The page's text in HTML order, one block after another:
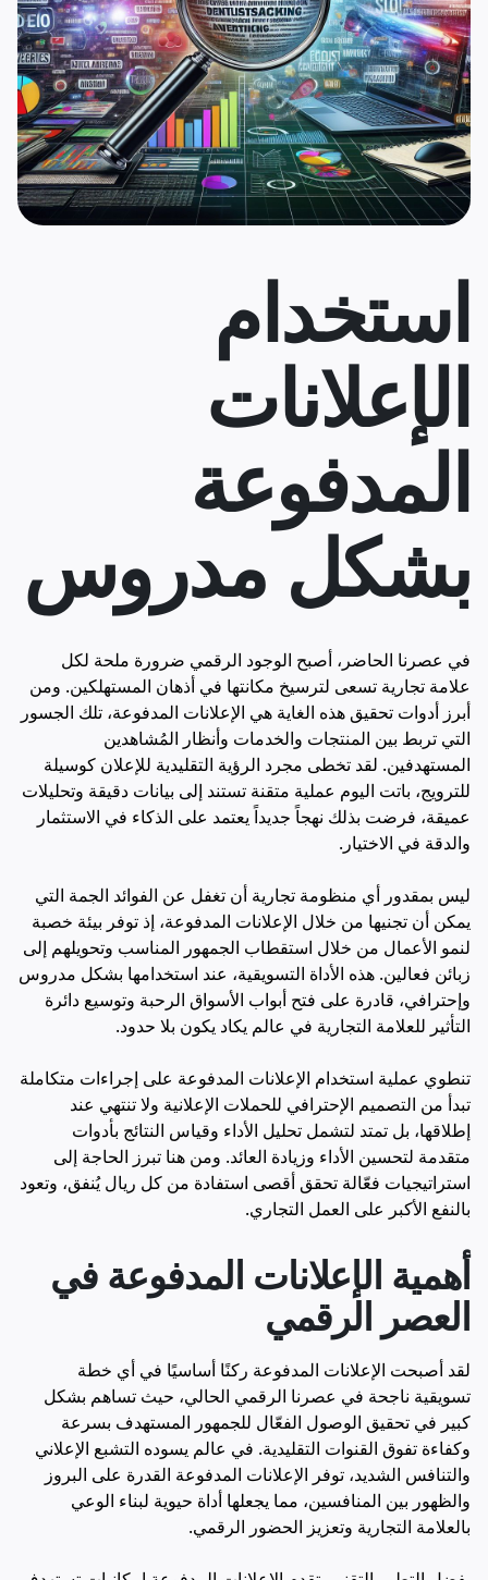
استخدام
الإعلانات
المدفوعة
بشكل مدروس
في عصرنا الحاضر، أصبح الوجود الرقمي ضرورة ملحة لكل
علامة تجارية تسعى لترسيخ مكانتها في أذهان المستهلكين. ومن
أبرز أدوات تحقيق هذه الغاية هي الإعلانات المدفوعة، تلك الجسور
التي تربط بين المنتجات والخدمات وأنظار المُشاهدين
المستهدفين. لقد تخطى مجرد الرؤية التقليدية للإعلان كوسيلة
للترويج، باتت اليوم عملية متقنة تستند إلى بيانات دقيقة وتحليلات
عميقة، فرضت بذلك نهجاً جديداً يعتمد على الذكاء في الاستثمار
والدقة في الاختيار.
ليس بمقدور أي منظومة تجارية أن تغفل عن الفوائد الجمة التي
يمكن أن تجنيها من خلال الإعلانات المدفوعة، إذ توفر بيئة خصبة
لنمو الأعمال من خلال استقطاب الجمهور المناسب وتحويلهم إلى
زبائن فعالين. هذه الأداة التسويقية، عند استخدامها بشكل مدروس
وإحترافي، قادرة على فتح أبواب الأسواق الرحبة وتوسيع دائرة
التأثير للعلامة التجارية في عالم يكاد يكون بلا حدود.
تنطوي عملية استخدام الإعلانات المدفوعة على إجراءات متكاملة
تبدأ من التصميم الإحترافي للحملات الإعلانية ولا تنتهي عند
إطلاقها، بل تمتد لتشمل تحليل الأداء وقياس النتائج بأدوات
متقدمة لتحسين الأداء وزيادة العائد. ومن هنا تبرز الحاجة إلى
استراتيجيات فعّالة تحقق أقصى استفادة من كل ريال يُنفق، وتعود
بالنفع الأكبر على العمل التجاري.
أهمية الإعلانات المدفوعة في
العصر الرقمي
لقد أصبحت الإعلانات المدفوعة ركنًا أساسيًا في أي خطة
تسويقية ناجحة في عصرنا الرقمي الحالي، حيث تساهم بشكل
كبير في تحقيق الوصول الفعّال للجمهور المستهدف بسرعة
وكفاءة تفوق القنوات التقليدية. في عالم يسوده التشبع الإعلاني
والتنافس الشديد، توفر الإعلانات المدفوعة القدرة على البروز
والظهور بين المنافسين، مما يجعلها أداة حيوية لبناء الوعي
بالعلامة التجارية وتعزيز الحضور الرقمي.